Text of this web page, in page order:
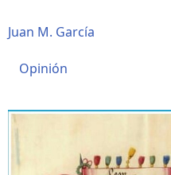
Juan M. García
Opinión